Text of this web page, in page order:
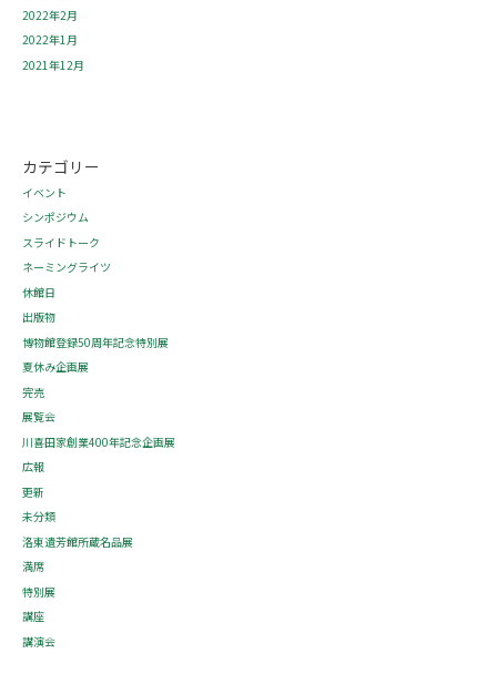
2022年2月
2022年1月
2021年12月
カテゴリー
イベント
シンポジウム
スライドトーク
ネーミングライツ
休館日
出版物
博物館登録50周年記念特別展
夏休み企画展
完売
展覧会
川喜田家創業400年記念企画展
広報
更新
未分類
洛東遺芳館所蔵名品展
満席
特別展
講座
講演会